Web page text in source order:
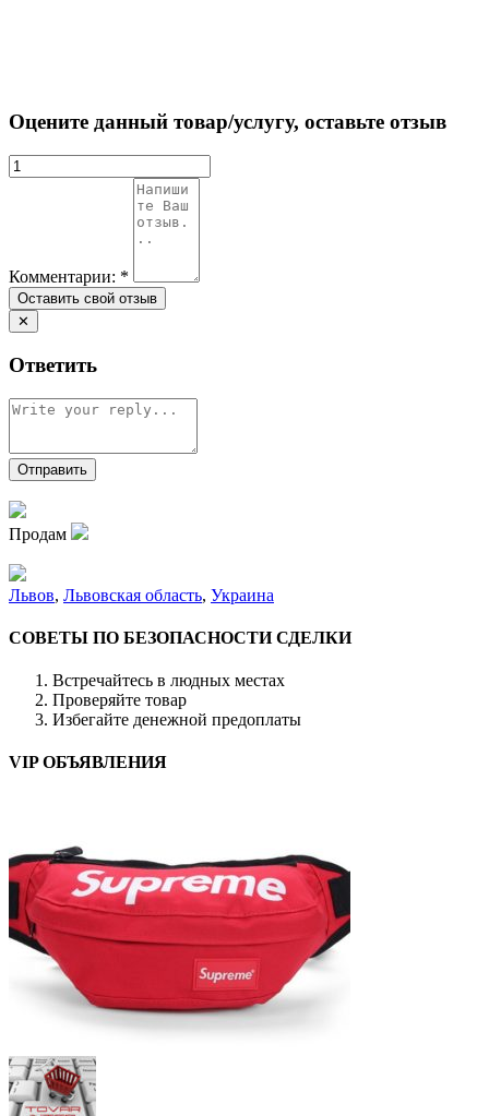
Оцените данный товар/услугу, оставьте отзыв
Комментарии: *
✕
Ответить
Продам
Львов, Львовская область, Украина
СОВЕТЫ ПО БЕЗОПАСНОСТИ СДЕЛКИ
Встречайтесь в людных местах
Проверяйте товар
Избегайте денежной предоплаты
VIP ОБЪЯВЛЕНИЯ